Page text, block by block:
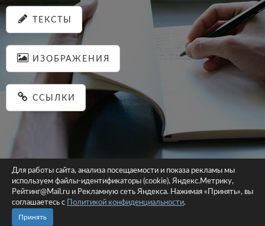
ТЕКСТЫ
ИЗОБРАЖЕНИЯ
ССЫЛКИ
© 2026 pastein.ru |Пользовательское соглашение|Политика
конфиденциальности
Для работы сайта, анализа посещаемости и показа рекламы мы
используем файлы-идентификаторы (cookie), Яндекс.Метрику,
Рейтинг@Mail.ru и Рекламную сеть Яндекса. Нажимая «Принять», вы
соглашаетесь с
Политикой конфиденциальности.
Принять